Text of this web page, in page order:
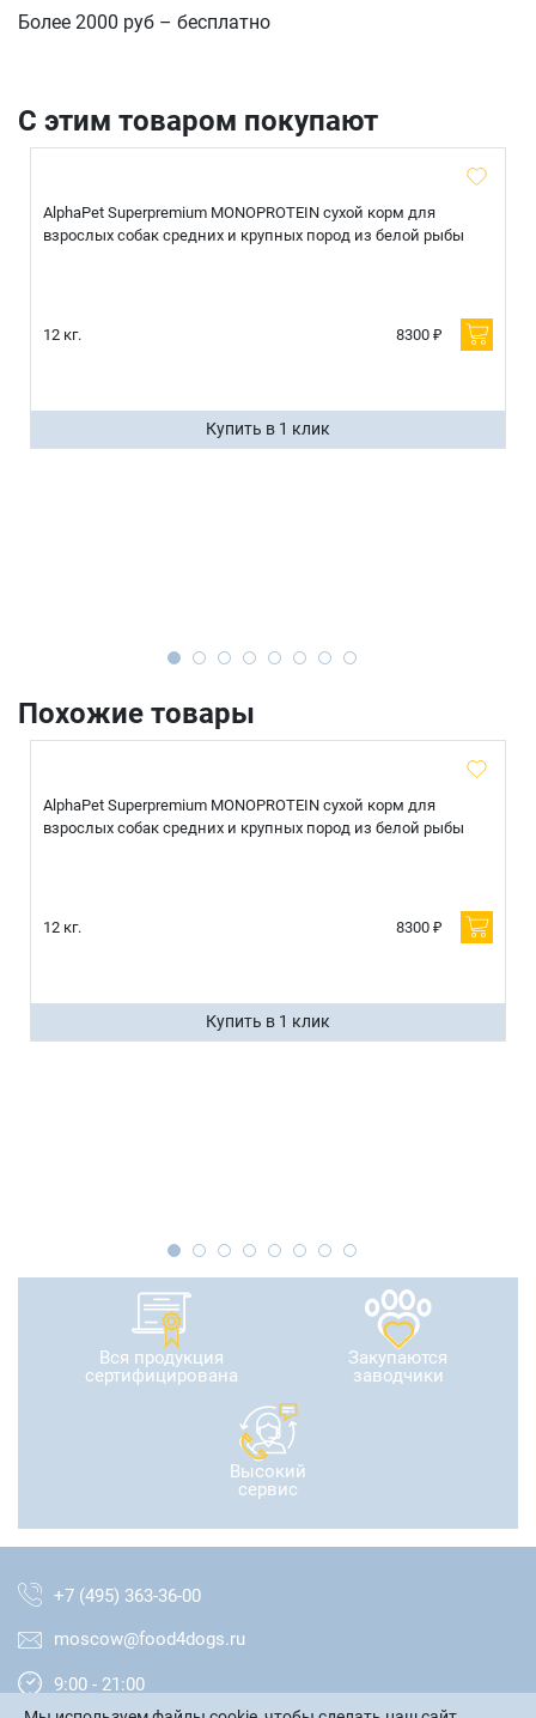
Более 2000 руб – бесплатно
С этим товаром покупают
AlphaPet Superpremium MONOPROTEIN сухой корм для
взрослых собак средних и крупных пород из белой рыбы
12 кг. 8300 ₽
Купить в 1 клик
Похожие товары
AlphaPet Superpremium MONOPROTEIN сухой корм для
взрослых собак средних и крупных пород из белой рыбы
12 кг. 8300 ₽
Купить в 1 клик
Вся продукция
сертифицирована
Закупаются
заводчики
Высокий
сервис
+7 (495) 363-36-00
moscow@food4dogs.ru
9:00 - 21:00